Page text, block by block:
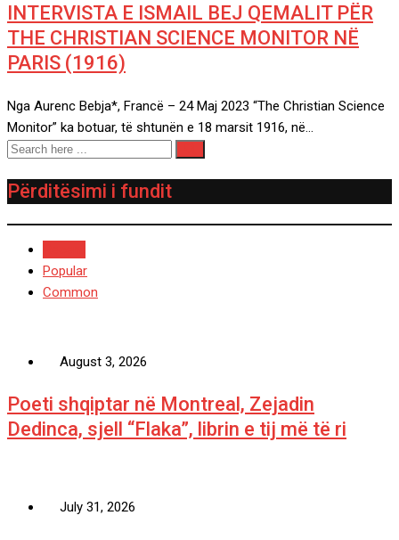
INTERVISTA E ISMAIL BEJ QEMALIT PËR
THE CHRISTIAN SCIENCE MONITOR NË
PARIS (1916)
Nga Aurenc Bebja*, Francë – 24 Maj 2023 “The Christian Science
Monitor” ka botuar, të shtunën e 18 marsit 1916, në…
Përditësimi i fundit
Popular
Common
August 3, 2026
Poeti shqiptar në Montreal, Zejadin
Dedinca, sjell “Flaka”, librin e tij më të ri
July 31, 2026